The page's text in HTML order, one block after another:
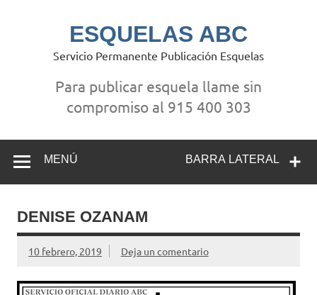
ESQUELAS ABC
Servicio Permanente Publicación Esquelas
Para publicar esquela llame sin
compromiso al 915 400 303
BARRA LATERAL
MENÚ
DENISE OZANAM
10 febrero, 2019 Deja un comentario